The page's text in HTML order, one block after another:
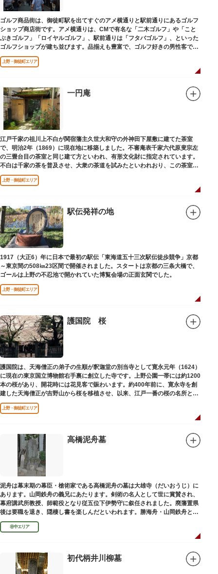
ゴルフ商品街は、御徒町駅を出てすぐのアメ横通りと駅前通りにあるゴルフ
ショップ商店街です。アメ横通りは、CMで有名な「二木ゴルフ」や「こと
ぶきゴルフ」「ロイヤルゴルフ」、駅前通りは「フタバゴルフ」、といった
ゴルフショップが建ち並びます。品揃えも豊富で、ゴルフ好きの男性客で賑
わっています。
上野・御徒町エリア
一円庵
江戸千家の祖川上不白が関宿藩主久世大和守の外神田下屋敷に建てた茶室
で、明治2年（1869）に現在地に移築しました。不審庵表千家六代原叟宗左
の三畳台目の茶室と同じ建て方といわれ、有形文化財に指定されています。
不白は千家の茶を普及させ、大衆の茶道を試みたといわれおり、この茶室は
江戸千家を広める拠点となりました。
上野・御徒町エリア
駅伝発祥の地
1917（大正6）年に日本で最初の駅伝「東海道五十三次駅伝徒歩競争」京都
～東京間の508㎞23区間で開催されました。スタートは京都の三条大橋で、
ゴールは上野の不忍池で開かれていた博覧会場の正面玄関でした。
上野・御徒町エリア
護国院 桜
護国院は、天海僧正の弟子の生順が釈迦堂の別当寺として寛永元年（1624）
に現在の東京国立博物館右手裏に創立した寺です。上野公園一帯には約1200
本の桜があり、開花時には花見客で賑わいます。約400年前に、寛永寺を創
建した天海僧正が吉野山から桜を移植させ、以来、江戸一番の桜の名所とし
て今日に及んでいます。
上野・御徒町エリア
高橋泥舟墓
泥舟は幕末期の幕臣・槍術家である高橋泥舟の墓は大雄寺（だいおうじ）に
あります。山岡鉄舟の義兄にあたります。剣術の名人として世に賞賛され、
幕府講武所教授、師範役となり従五位下伊勢守に叙任されました。廃藩置県
後は要職を退き、隠棲し書を楽しんだといわれます。勝海舟・山岡鉄舟と共
に幕末の三舟といわれています。
谷中エリア
初代柄井川柳墓